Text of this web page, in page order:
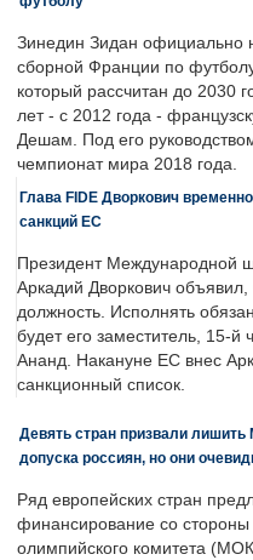
Зинедин Зидан официально
сборной Франции по
который рассчитан до 2030
лет - с 2012 года -
Дешам. Под его
чемпионат мира 2018 года.
Глава FIDE Дворкович
санкций ЕС
Президент Международной
Аркадий Дворкович
должность. Исполнять
будет его заместитель, 15-
Ананд. Накануне ЕС внес
санкционный список.
Девять стран призвали
допуска россиян, но они
Ряд европейских стран
финансирование со
олимпийского комитета